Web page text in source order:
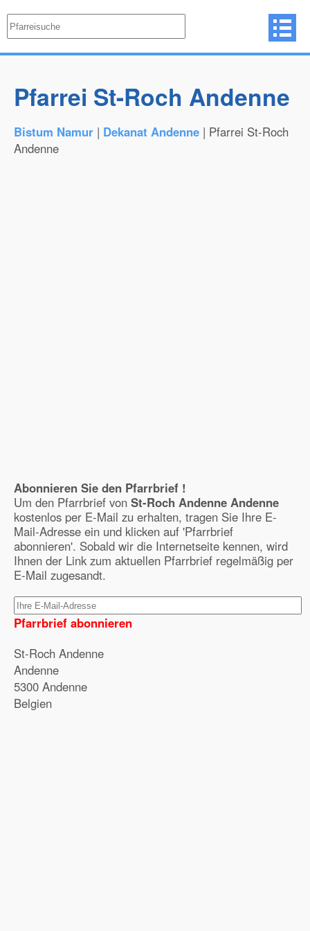
Pfarrei St-Roch Andenne
Bistum Namur | Dekanat Andenne | Pfarrei St-Roch
Andenne
Abonnieren Sie den Pfarrbrief !
Um den Pfarrbrief von St-Roch Andenne Andenne
kostenlos per E-Mail zu erhalten, tragen Sie Ihre E-
Mail-Adresse ein und klicken auf 'Pfarrbrief
abonnieren'. Sobald wir die Internetseite kennen, wird
Ihnen der Link zum aktuellen Pfarrbrief regelmäßig per
E-Mail zugesandt.
Pfarrbrief abonnieren
St-Roch Andenne
Andenne
5300 Andenne
Belgien